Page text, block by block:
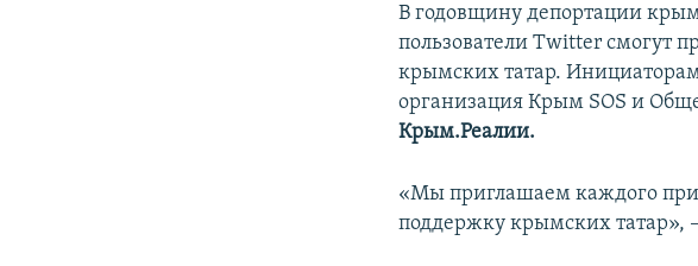
В годовщину депортации
пользователи Twitter смогут
крымских татар.
организация Крым SOS и
Крым.Реалии.
«Мы приглашаем каждого
поддержку крымских татар»,